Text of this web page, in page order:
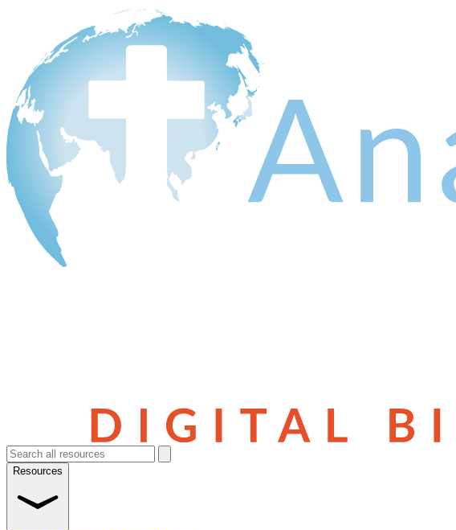
Resources